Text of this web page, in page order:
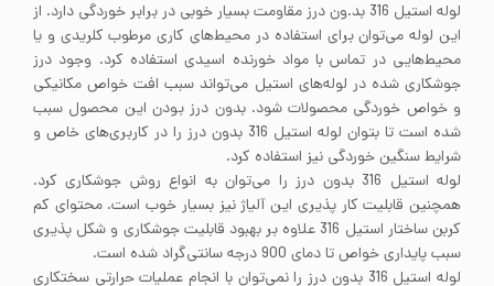
لوله استیل 316 بد.ون درز مقاومت بسیار خوبی در برابر خوردگی دارد. از
این لوله می‌توان برای استفاده در محیط‌های کاری مرطوب کلریدی و یا
محیط‌هایی در تماس با مواد خورنده اسیدی استفاده کرد. وجود درز
جوشکاری شده در لوله‌های استیل می‌تواند سبب افت خواص مکانیکی
و خواص خوردگی محصولات شود. بدون درز بودن این محصول سبب
شده است تا بتوان لوله استیل 316 بدون درز را در کاربری‌های خاص و
شرایط سنگین خوردگی نیز استفاده کرد.
لوله استیل 316 بدون درز را می‌توان به انواع روش‌ جوشکاری کرد.
همچنین قابلیت کار پذیری این آلیاژ نیز بسیار خوب است. محتوای کم
کربن ساختار استیل 316 علاوه بر بهبود قابلیت جوشکاری و شکل پذیری
سبب پایداری خواص تا دمای 900 درجه سانتی‌گراد شده است.
لوله استیل 316 بدون درز را نمی‌توان با انجام عملیات حرارتی سختکاری